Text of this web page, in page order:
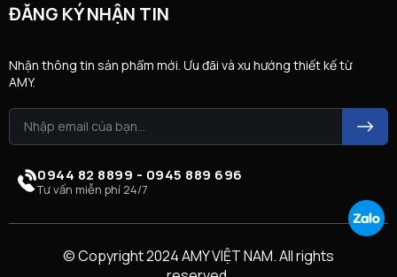
ĐĂNG KÝ NHẬN TIN
Nhận thông tin sản phẩm mới. Ưu đãi và xu hướng thiết kế từ
AMY.
0944 82 8899 - 0945 889 696
Tư vấn miễn phí 24/7
© Copyright 2024 AMY VIỆT NAM. All rights